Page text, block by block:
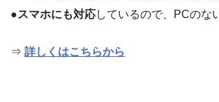
●スマホにも対応しているので、PCのな
⇒ 詳しくはこちらから